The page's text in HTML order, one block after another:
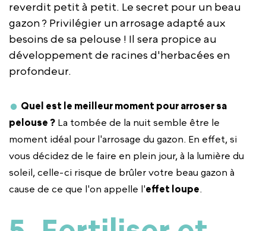
reverdit petit à petit. Le secret pour un beau
gazon ? Privilégier un arrosage adapté aux
besoins de sa pelouse ! Il sera propice au
développement de racines d'herbacées en
profondeur.
Quel est le meilleur moment pour arroser sa
pelouse ? La tombée de la nuit semble être le
moment idéal pour l'arrosage du gazon. En effet, si
vous décidez de le faire en plein jour, à la lumière du
soleil, celle-ci risque de brûler votre beau gazon à
cause de ce que l'on appelle l'effet loupe.